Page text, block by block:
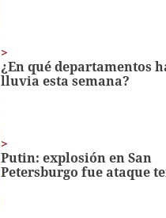
¿En qué departamentos
lluvia esta semana?
Putin: explosión en San
Petersburgo fue ataque